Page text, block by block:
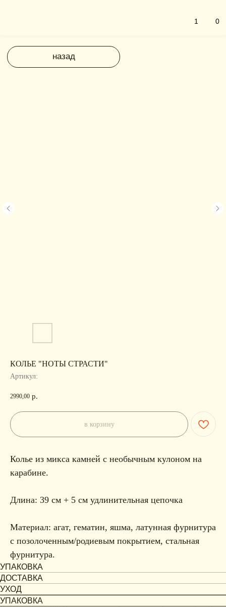
КОЛЬЕ "НОТЫ СТРАСТИ"
Артикул:
2990,00 р.
в корзину
Колье из микса камней с необычным кулоном на
карабине.
Длина: 39 см + 5 см удлинительная цепочка
Материал: агат, гематин, яшма, латунная фурнитура
с позолоченным/родиевым покрытием, стальная
фурнитура.
УПАКОВКА
ДОСТАВКА
УХОД
УПАКОВКА